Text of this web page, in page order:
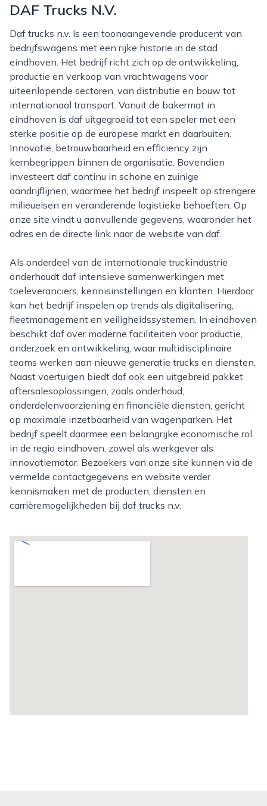
DAF Trucks N.V.
Daf trucks n.v. Is een toonaangevende producent van
bedrijfswagens met een rijke historie in de stad
eindhoven. Het bedrijf richt zich op de ontwikkeling,
productie en verkoop van vrachtwagens voor
uiteenlopende sectoren, van distributie en bouw tot
internationaal transport. Vanuit de bakermat in
eindhoven is daf uitgegroeid tot een speler met een
sterke positie op de europese markt en daarbuiten.
Innovatie, betrouwbaarheid en efficiency zijn
kernbegrippen binnen de organisatie. Bovendien
investeert daf continu in schone en zuinige
aandrijflijnen, waarmee het bedrijf inspeelt op strengere
milieueisen en veranderende logistieke behoeften. Op
onze site vindt u aanvullende gegevens, waaronder het
adres en de directe link naar de website van daf.
Als onderdeel van de internationale truckindustrie
onderhoudt daf intensieve samenwerkingen met
toeleveranciers, kennisinstellingen en klanten. Hierdoor
kan het bedrijf inspelen op trends als digitalisering,
fleetmanagement en veiligheidssystemen. In eindhoven
beschikt daf over moderne faciliteiten voor productie,
onderzoek en ontwikkeling, waar multidisciplinaire
teams werken aan nieuwe generatie trucks en diensten.
Naast voertuigen biedt daf ook een uitgebreid pakket
aftersalesoplossingen, zoals onderhoud,
onderdelenvoorziening en financiële diensten, gericht
op maximale inzetbaarheid van wagenparken. Het
bedrijf speelt daarmee een belangrijke economische rol
in de regio eindhoven, zowel als werkgever als
innovatiemotor. Bezoekers van onze site kunnen via de
vermelde contactgegevens en website verder
kennismaken met de producten, diensten en
carrièremogelijkheden bij daf trucks n.v.